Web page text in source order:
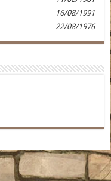
16/08/1991
22/08/1976